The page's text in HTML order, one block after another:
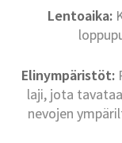
Lentoaika:
Elinympäristöt:
laji, jota
nevojen